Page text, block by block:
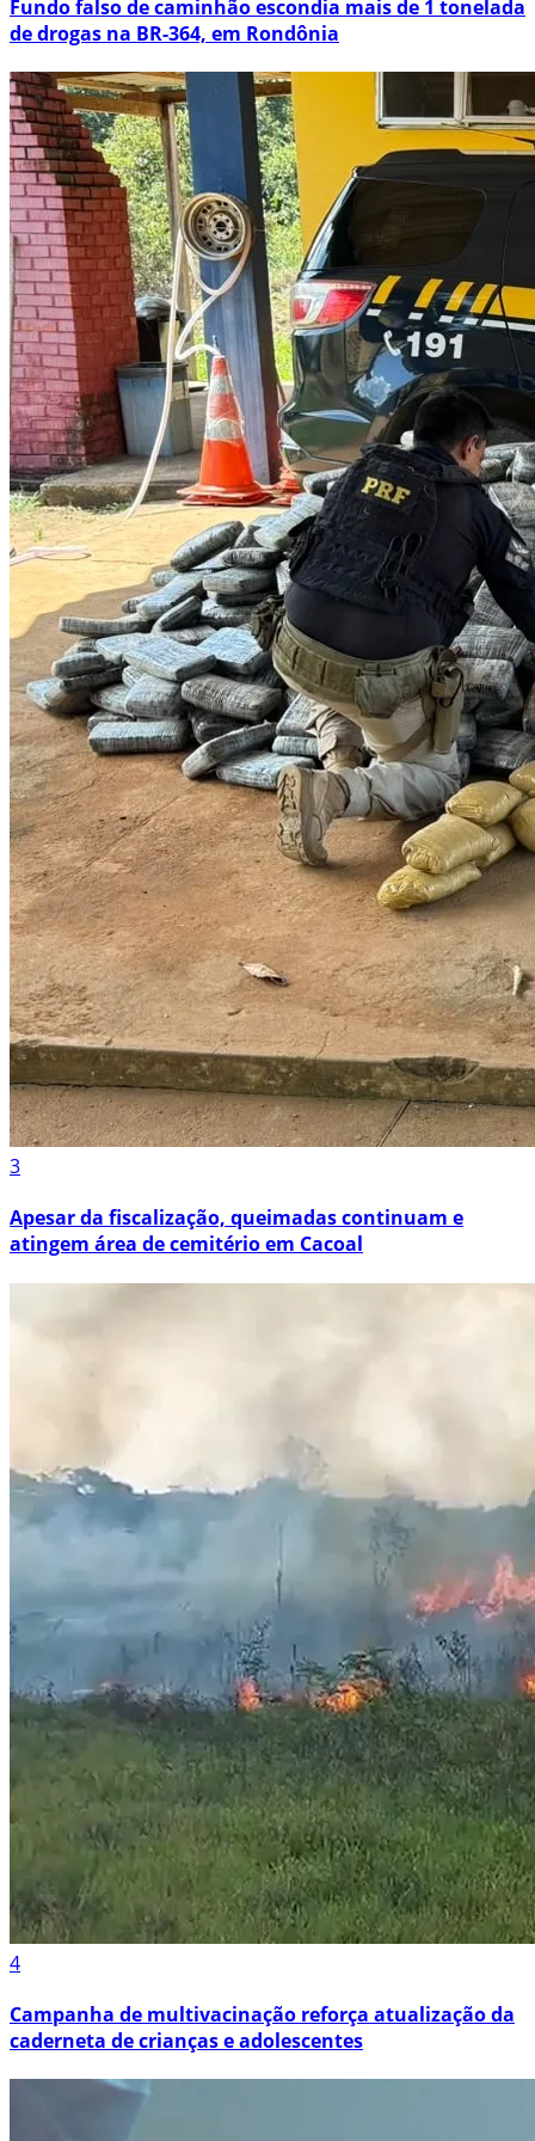
Fundo falso de caminhão escondia mais de 1 tonelada
de drogas na BR-364, em Rondônia
3
Apesar da fiscalização, queimadas continuam e
atingem área de cemitério em Cacoal
4
Campanha de multivacinação reforça atualização da
caderneta de crianças e adolescentes